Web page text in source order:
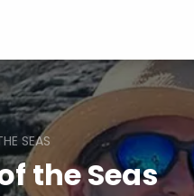
SEAS
the Seas